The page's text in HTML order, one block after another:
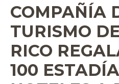
COMPAÑÍA
TURISMO
RICO
100